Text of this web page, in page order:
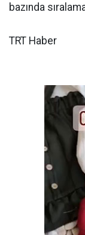
bazında
TRT Haber